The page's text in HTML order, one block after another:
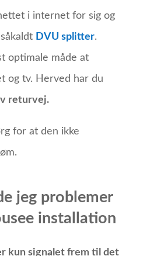
i internet for sig og
DVU splitter.
optimale måde at
og tv. Herved har du
returvej.
for at den ikke
jeg problemer
installation
kun signalet frem til det